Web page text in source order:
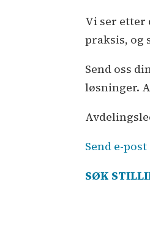
Vi ser etter
praksis, og
Send oss
løsninger.
Send e-post
SØK